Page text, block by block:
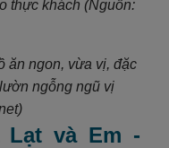
thực khách (Nguồn:
ăn ngon, vừa vị, đặc
ngỗng ngũ vị
Lạt và Em -